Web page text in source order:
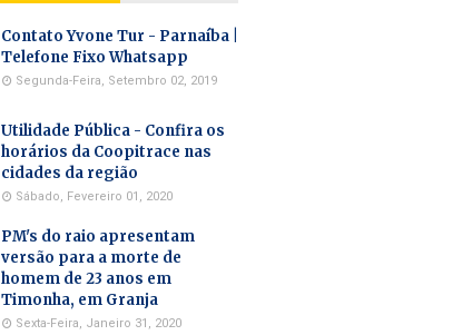
Contato Yvone Tur - Parnaíba |
Telefone Fixo Whatsapp
Segunda-Feira, Setembro 02, 2019
Utilidade Pública - Confira os
horários da Coopitrace nas
cidades da região
Sábado, Fevereiro 01, 2020
PM's do raio apresentam
versão para a morte de
homem de 23 anos em
Timonha, em Granja
Sexta-Feira, Janeiro 31, 2020